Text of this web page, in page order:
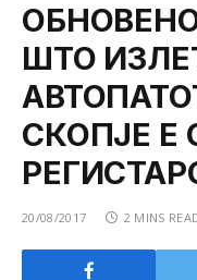
ШТО
СКОПЈЕ Е
20/08/2017 2 MINS